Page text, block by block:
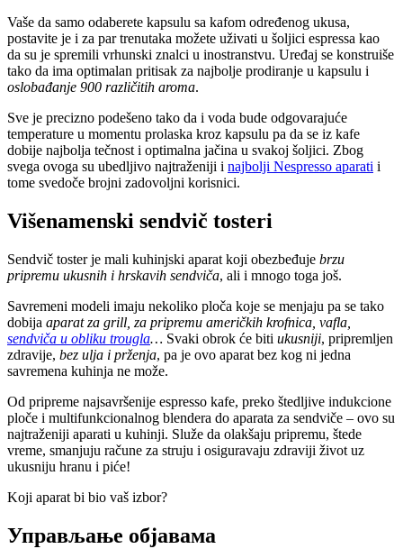
Vaše da samo odaberete kapsulu sa kafom određenog ukusa,
postavite je i za par trenutaka možete uživati u šoljici espressa kao
da su je spremili vrhunski znalci u inostranstvu. Uređaj se konstruiše
tako da ima optimalan pritisak za najbolje prodiranje u kapsulu i
oslobađanje 900 različitih aroma.
Sve je precizno podešeno tako da i voda bude odgovarajuće
temperature u momentu prolaska kroz kapsulu pa da se iz kafe
dobije najbolja tečnost i optimalna jačina u svakoj šoljici. Zbog
svega ovoga su ubedljivo najtraženiji i najbolji Nespresso aparati i
tome svedoče brojni zadovoljni korisnici.
Višenamenski sendvič tosteri
Sendvič toster je mali kuhinjski aparat koji obezbeđuje brzu
pripremu ukusnih i hrskavih sendviča, ali i mnogo toga još.
Savremeni modeli imaju nekoliko ploča koje se menjaju pa se tako
dobija aparat za grill, za pripremu američkih krofnica, vafla,
sendviča u obliku trougla… Svaki obrok će biti ukusniji, pripremljen
zdravije, bez ulja i prženja, pa je ovo aparat bez kog ni jedna
savremena kuhinja ne može.
Od pripreme najsavršenije espresso kafe, preko štedljive indukcione
ploče i multifunkcionalnog blendera do aparata za sendviče – ovo su
najtraženiji aparati u kuhinji. Služe da olakšaju pripremu, štede
vreme, smanjuju račune za struju i osiguravaju zdraviji život uz
ukusniju hranu i piće!
Koji aparat bi bio vaš izbor?
Управљање објавама